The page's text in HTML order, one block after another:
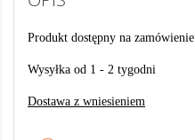
Produkt dostępny na zamówienie
Wysyłka od 1 - 2 tygodni
Dostawa z wniesieniem